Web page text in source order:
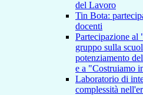
del Lavoro
Tin Bota:
docenti
Partecipazione
gruppo sulla
potenziamento
e a "Costruiamo
Laboratorio di
complessità